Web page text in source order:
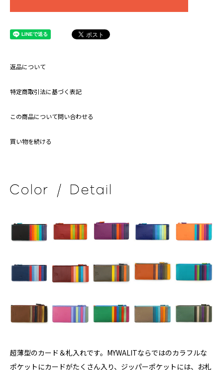
返品について
特定商取引法に基づく表記
この商品について問い合わせる
買い物を続ける
超薄型のカード＆札入れです。MYWALITならではのカラフルな
ポケットにカードがたくさん入り、ジッパーポケットには、お札